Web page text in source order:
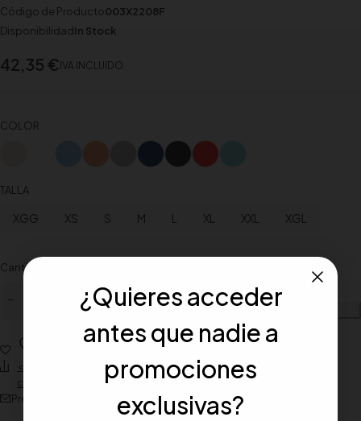
Código de Producto003X2208F
DisponibilidadIn Stock
42,35 € IVA INCLUIDO
COLOR
TALLA
XGG XS S M L XL XXL XGL
Cantidad
Añadir al carrito
<span class="ts-tooltip button-tooltip" data-title="Añadir para
comparar">Compare</span>
Preguntar sobre el producto
¿Quieres acceder
antes que nadie a
promociones
exclusivas?